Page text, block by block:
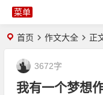
首页 作文大全 正
我有一个梦想
3672字